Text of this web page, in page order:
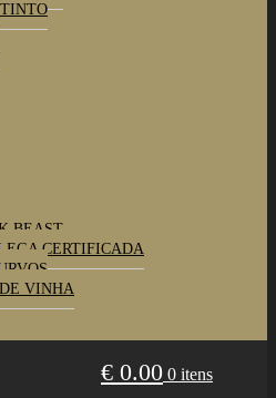
BEAST
CERTIFICADA
VINHA
€ 0.00 0 itens